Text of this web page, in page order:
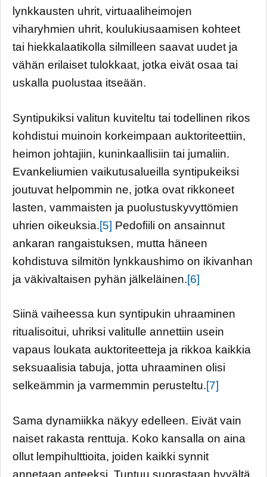
lynkkausten uhrit, virtuaaliheimojen
viharyhmien uhrit, koulukiusaamisen kohteet
tai hiekkalaatikolla silmilleen saavat uudet ja
vähän erilaiset tulokkaat, jotka eivät osaa tai
uskalla puolustaa itseään.
Syntipukiksi valitun kuviteltu tai todellinen rikos
kohdistui muinoin korkeimpaan auktoriteettiin,
heimon johtajiin, kuninkaallisiin tai jumaliin.
Evankeliumien vaikutusalueilla syntipukeiksi
joutuvat helpommin ne, jotka ovat rikkoneet
lasten, vammaisten ja puolustuskyvyttömien
uhrien oikeuksia.[5] Pedofiili on ansainnut
ankaran rangaistuksen, mutta häneen
kohdistuva silmitön lynkkaushimo on ikivanhan
ja väkivaltaisen pyhän jälkeläinen.[6]
Siinä vaiheessa kun syntipukin uhraaminen
ritualisoitui, uhriksi valitulle annettiin usein
vapaus loukata auktoriteetteja ja rikkoa kaikkia
seksuaalisia tabuja, jotta uhraaminen olisi
selkeämmin ja varmemmin perusteltu.[7]
Sama dynamiikka näkyy edelleen. Eivät vain
naiset rakasta renttuja. Koko kansalla on aina
ollut lempihulttioita, joiden kaikki synnit
annetaan anteeksi. Tuntuu suorastaan hyvältä,